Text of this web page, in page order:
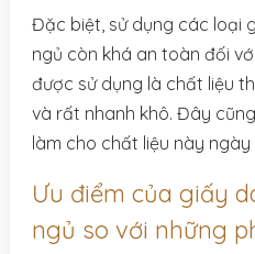
Đặc biệt, sử dụng các loại
ngủ còn khá an toàn đối
được sử dụng là chất liệu
và rất nhanh khô. Đây
làm cho chất liệu này
Ưu điểm của giấy
ngủ so với những